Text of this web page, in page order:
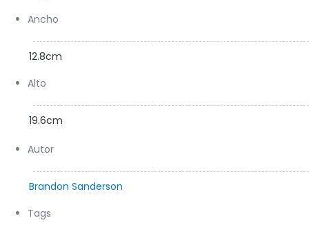
Ancho
12.8cm
Alto
19.6cm
Autor
Brandon Sanderson
Tags